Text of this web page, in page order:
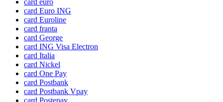
card euro
card Euro ING
card Euroline
card franta
card George
card ING Visa Electron
card Italia
card Nickel
card One Pay
card Postbank
card Postbank Vpay